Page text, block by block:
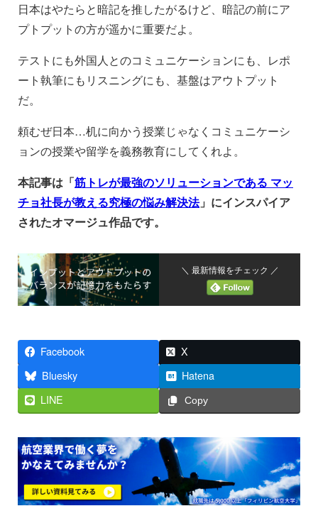
日本はやたらと暗記を推したがるけど、暗記の前にア
プトプットの方が遥かに重要だよ。
テストにも外国人とのコミュニケーションにも、レポ
ート執筆にもリスニングにも、基盤はアウトプット
だ。
頼むぜ日本…机に向かう授業じゃなくコミュニケーシ
ョンの授業や留学を義務教育にしてくれよ。
本記事は「筋トレが最強のソリューションである マッ
チョ社長が教える究極の悩み解決法」にインスパイア
されたオマージュ作品です。
＼ 最新情報をチェック ／
Facebook
X
Bluesky
Hatena
LINE
Copy